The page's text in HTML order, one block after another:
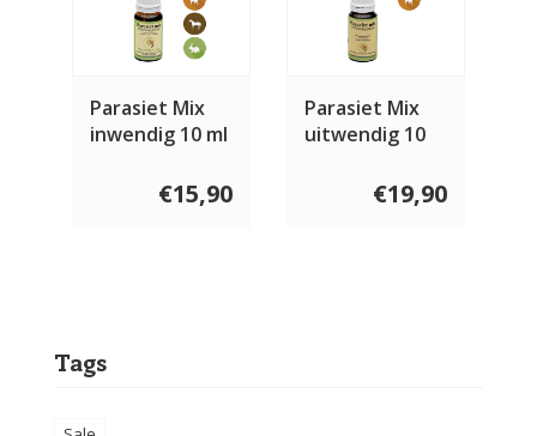
Parasiet Mix
inwendig 10 ml
€15,90
Parasiet Mix
uitwendig 10
€19,90
Tags